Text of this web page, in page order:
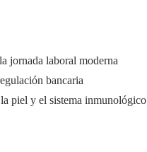
jornada laboral moderna
bancaria
piel y el sistema inmunológico